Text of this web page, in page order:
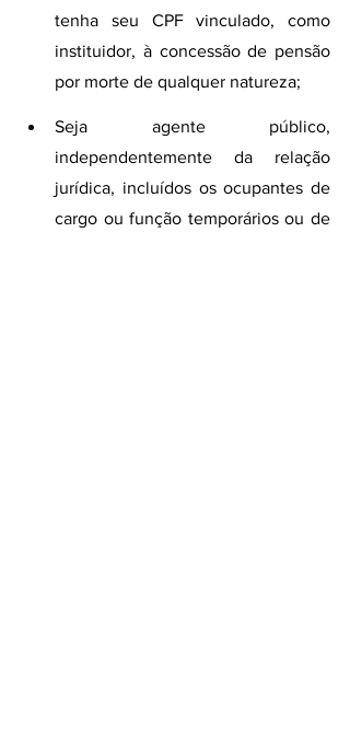
tenha seu CPF vinculado, como
instituidor, à concessão de pensão
por morte de qualquer natureza;
Seja agente público,
independentemente da relação
jurídica, incluídos os ocupantes de
cargo ou função temporários ou de